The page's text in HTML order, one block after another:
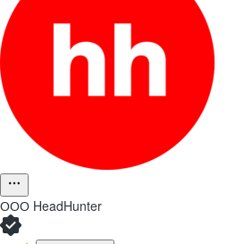
ООО HeadHunter